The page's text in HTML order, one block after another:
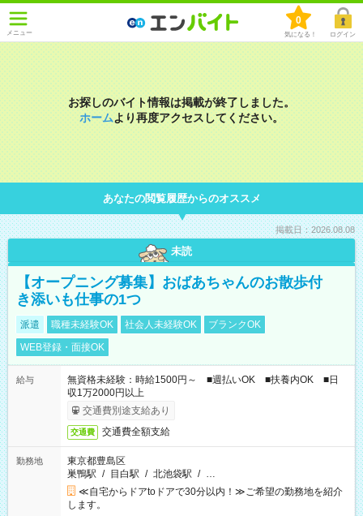
メニュー
0
気になる！ ログイン
お探しのバイト情報は掲載が終了しました。
ホームより再度アクセスしてください。
あなたの閲覧履歴からのオススメ
掲載日：2026.08.08
未読
【オープニング募集】おばあちゃんのお散歩付
き添いも仕事の1つ
派遣 職種未経験OK 社会人未経験OK
ブランクOK
WEB登録・面接OK
給与
無資格未経験：時給1500円～ ■週払いOK ■扶養内OK ■日
収1万2000円以上
交通費別途支給あり
交通費 交通費全額支給
勤務地
東京都豊島区
巣鴨駅 / 目白駅 / 北池袋駅 / …
≪自宅からドアtoドアで30分以内！≫ご希望の勤務地を紹介
します。